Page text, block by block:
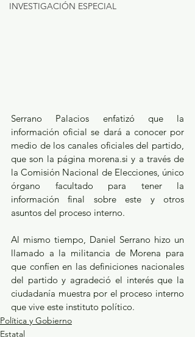
INVESTIGACIÓN ESPECIAL
Serrano Palacios enfatizó que la
información oficial se dará a conocer por
medio de los canales oficiales del partido,
que son la página morena.si y a través de
la Comisión Nacional de Elecciones, único
órgano facultado para tener la
información final sobre este y otros
asuntos del proceso interno.
Al mismo tiempo, Daniel Serrano hizo un
llamado a la militancia de Morena para
que confíen en las definiciones nacionales
del partido y agradeció el interés que la
ciudadanía muestra por el proceso interno
que vive este instituto político.
Política y Gobierno
Estatal